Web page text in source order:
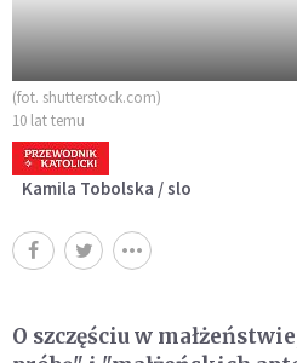
(fot. shutterstock.com)
10 lat temu
Kamila Tobolska / slo
O szczęściu w